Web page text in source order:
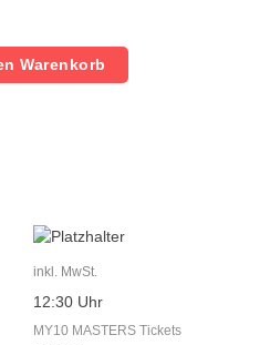
Warenkorb
inkl. MwSt.
12:30 Uhr
MY10 MASTERS Tickets